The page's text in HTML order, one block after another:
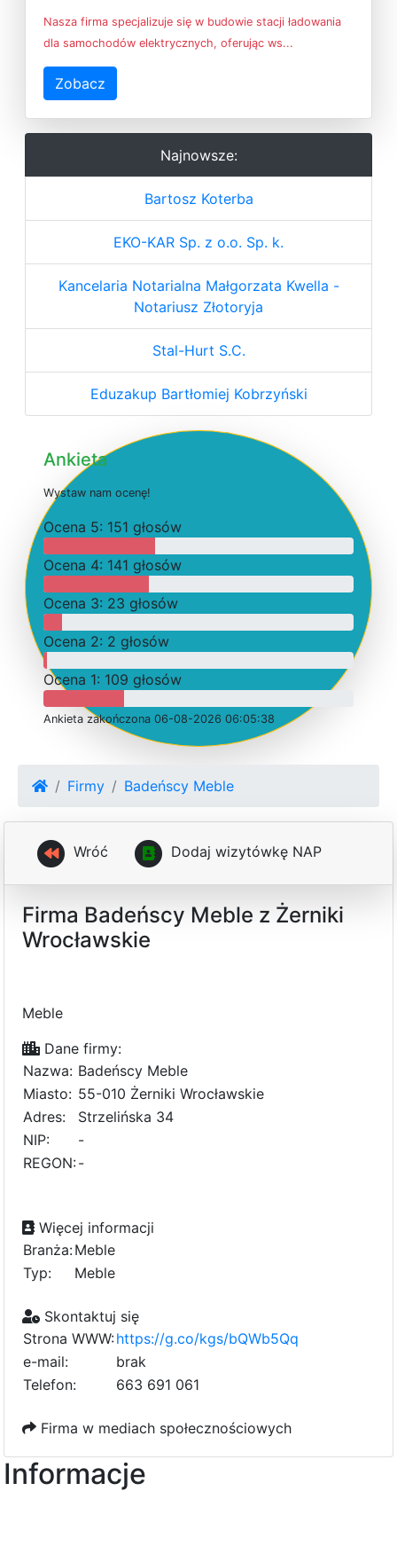
Nasza firma specjalizuje się w budowie stacji ładowania
dla samochodów elektrycznych, oferując ws...
Zobacz
Najnowsze:
Bartosz Koterba
EKO-KAR Sp. z o.o. Sp. k.
Kancelaria Notarialna Małgorzata Kwella -
Notariusz Złotoryja
Stal-Hurt S.C.
Eduzakup Bartłomiej Kobrzyński
Ankieta
Wystaw nam ocenę!
Ocena 5: 151 głosów
Ocena 4: 141 głosów
Ocena 3: 23 głosów
Ocena 2: 2 głosów
Ocena 1: 109 głosów
Ankieta zakończona 06-08-2026 06:05:38
Firmy Badeńscy Meble
Wróć Dodaj wizytówkę NAP
Firma Badeńscy Meble z Żerniki
Wrocławskie
Meble
Dane firmy:
Nazwa: Badeńscy Meble
Miasto: 55-010 Żerniki Wrocławskie
Adres:
Strzelińska 34
NIP:
-
REGON:-
Więcej informacji
Branża:Meble
Typ:
Meble
Skontaktuj się
Strona WWW:https://g.co/kgs/bQWb5Qq
e-mail:
bra5
4
k
Telefon:
663 691 061
Firma w mediach społecznościowych
Informacje